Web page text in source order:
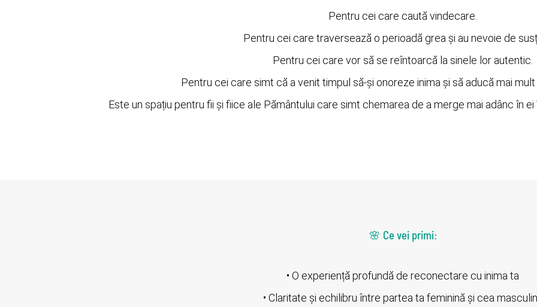
Pentru cei care caută vindecare.
Pentru cei care traversează o perioadă grea și au nevoie de
Pentru cei care vor să se reîntoarcă la sinele lor autentic.
Pentru cei care simt că a venit timpul să-și onoreze inima și să aducă mai mult
Este un spațiu pentru fii și fiice ale Pământului care simt chemarea de a merge mai adânc în
🌸 Ce vei primi:
• O experiență profundă de reconectare cu inima ta
• Claritate și echilibru între partea ta feminină și cea